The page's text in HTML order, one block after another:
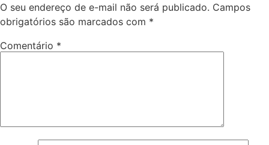
O seu endereço de e-mail não será publicado. Campos
obrigatórios são marcados com *
Comentário *